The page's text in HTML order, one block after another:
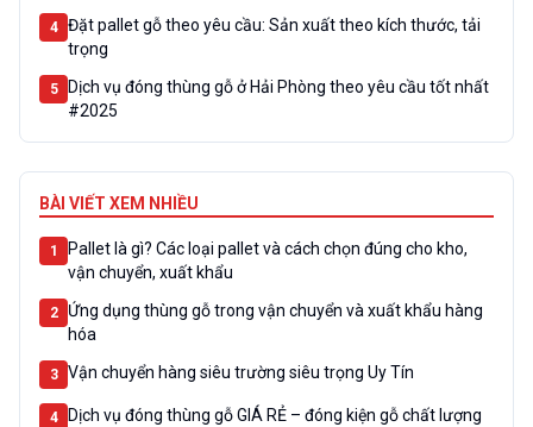
4
Đặt pallet gỗ theo yêu cầu: Sản xuất theo kích thước, tải
trọng
5
Dịch vụ đóng thùng gỗ ở Hải Phòng theo yêu cầu tốt nhất
#2025
BÀI VIẾT XEM NHIỀU
1
Pallet là gì? Các loại pallet và cách chọn đúng cho kho,
vận chuyển, xuất khẩu
2
Ứng dụng thùng gỗ trong vận chuyển và xuất khẩu hàng
hóa
3 Vận chuyển hàng siêu trường siêu trọng Uy Tín
4
Dịch vụ đóng thùng gỗ GIÁ RẺ – đóng kiện gỗ chất lượng